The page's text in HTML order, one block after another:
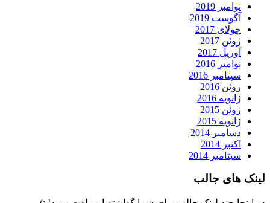
نوامبر 2019
آگوست 2019
جولای 2017
ژوئن 2017
آوریل 2017
نوامبر 2016
سپتامبر 2016
ژوئن 2016
ژانویه 2016
ژوئن 2015
ژانویه 2015
دسامبر 2014
اکتبر 2014
سپتامبر 2014
لینک های جالب